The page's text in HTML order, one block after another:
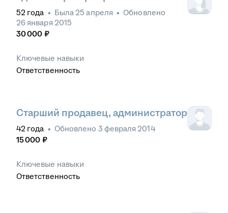
52 года • Была 25 апреля • Обновлено
26 января 2015
30 000 ₽
Ключевые навыки
Ответственность
Старший продавец, администратор
42 года • Обновлено 3 февраля 2014
15 000 ₽
Ключевые навыки
Ответственность